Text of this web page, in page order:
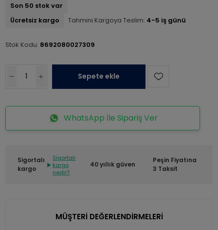
Son 50 stok var
Ücretsiz kargo
Tahmini Kargoya Teslim: 4-5 iş günü
Stok Kodu: 8692080027309
Sepete ekle
WhatsApp İle Sipariş Ver
Sigortalı
kargo
Sigortalı
kargo
nedir?
40 yıllık güven
Peşin Fiyatına
3 Taksit
MÜŞTERİ DEĞERLENDİRMELERİ